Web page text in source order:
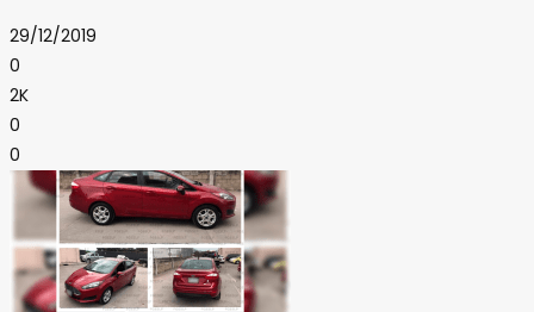
29/12/2019
0
2K
0
0